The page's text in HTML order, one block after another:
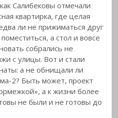
Салибековы отмечали
квартирка, где целая
ли не прижиматься друг
а стол и вовсе
собрались не
с улицы. Вот и стали
а не обнищали ли
2? Быть может, проект
а к жизни более
не были и не готовы до